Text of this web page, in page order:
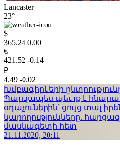
Lancaster
23°
$
365.24 0.00
€
421.52 -0.14
₽
4.49 -0.02
Խմբագիրների
Պարզապես պետք է
օդաչուներին՝ ցույց տալ
կարողությունները.
մասնագետի հետ
21.11.2020, 20:11